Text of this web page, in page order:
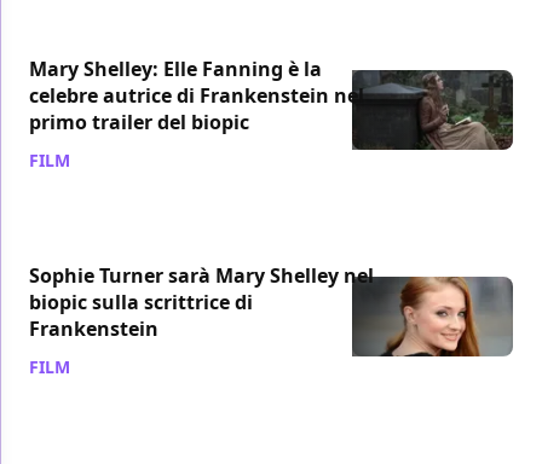
Mary Shelley: Elle Fanning è la
celebre autrice di Frankenstein nel
primo trailer del biopic
FILM
Sophie Turner sarà Mary Shelley nel
biopic sulla scrittrice di
Frankenstein
FILM